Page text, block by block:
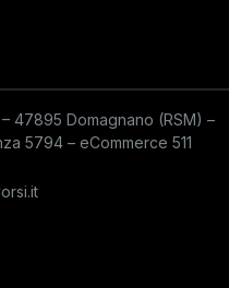
47895 Domagnano (RSM) –
5794 – eCommerce 511